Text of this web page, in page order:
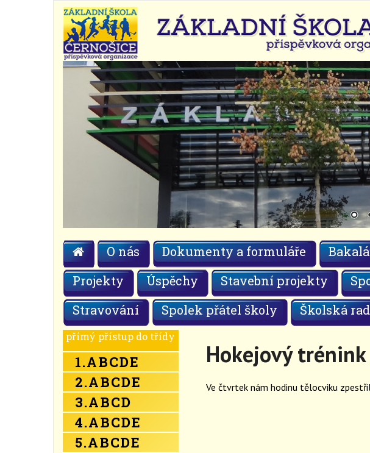
O nás Dokumenty a formuláře
Projekty
Úspěchy Stavební projekty
Stravování
Spolek přátel školy Školská
přímý přístup do třídy
1.ABCDE
2.ABCDE
3.ABCD
4.ABCDE
5.ABCDE
Hokejový trénink
Ve čtvrtek nám hodinu tělocviku